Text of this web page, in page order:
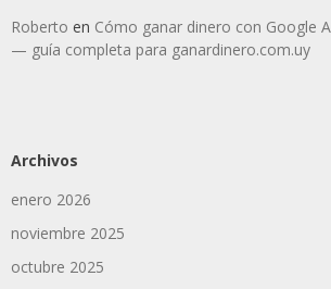
Roberto en Cómo ganar dinero con Google
— guía completa para ganardinero.com.uy
Archivos
enero 2026
noviembre 2025
octubre 2025